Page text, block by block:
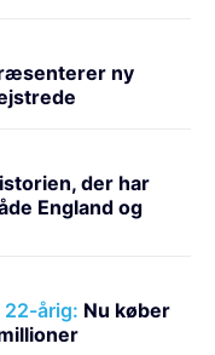
ny
der har
England og
22-årig: Nu køber